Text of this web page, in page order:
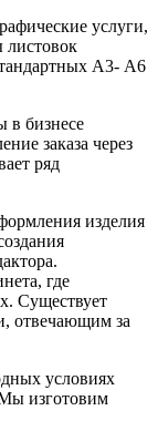
услуги,
листовок
А3- А6
в бизнесе
заказа через
ряд
изделия
где
Существует
отвечающим за
условиях
изготовим